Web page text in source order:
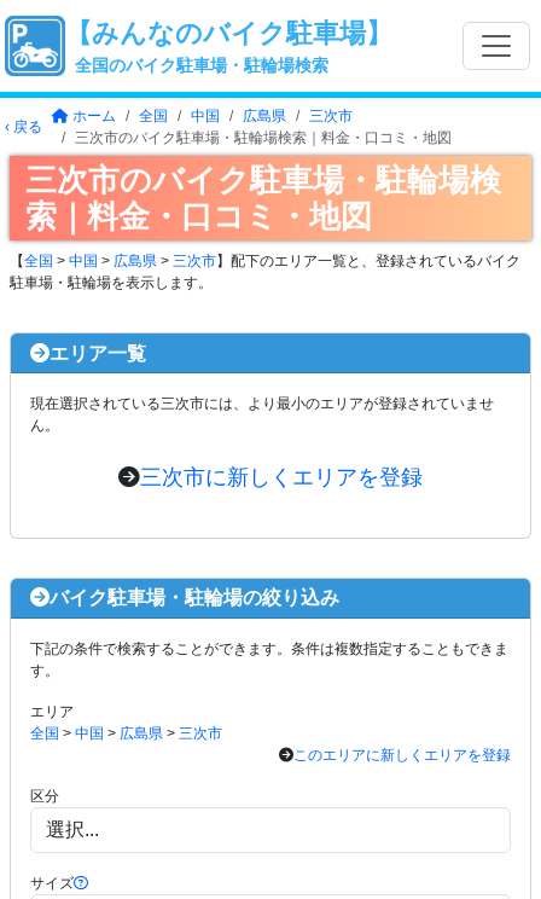
【みんなのバイク駐車場】
全国のバイク駐車場・駐輪場検索
‹ 戻る
ホーム 全国 中国 広島県
三次市
三次市のバイク駐車場・駐輪場検索｜料金・口コミ・地図
三次市のバイク駐車場・駐輪場検
索｜料金・口コミ・地図
【全国 > 中国 > 広島県 > 三次市】配下のエリア一覧と、登録されているバイク
駐車場・駐輪場を表示します。
エリア一覧
現在選択されている三次市には、より最小のエリアが登録されていませ
ん。
三次市に新しくエリアを登録
バイク駐車場・駐輪場の絞り込み
下記の条件で検索することができます。条件は複数指定することもできま
す。
エリア
全国 > 中国 > 広島県 > 三次市
このエリアに新しくエリアを登録
区分
サイズ